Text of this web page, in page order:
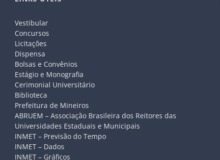
Vestibular
Concursos
Licitações
Dispensa
Bolsas e Convênios
Estágio e Monografia
Cerimonial Universitário
Biblioteca
Prefeitura de Mineiros
ABRUEM – Associação Brasileira dos Reitores das
Universidades Estaduais e Municipais
INMET – Previsão do Tempo
INMET – Dados
INMET – Gráficos